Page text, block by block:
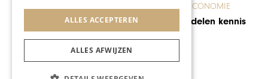
ONDERNEMEN & ECONOMIE
‘Als je niet deelt, kun je niet
vermenigvuldigen’
ALLES ACCEPTEREN
ALLES AFWIJZEN